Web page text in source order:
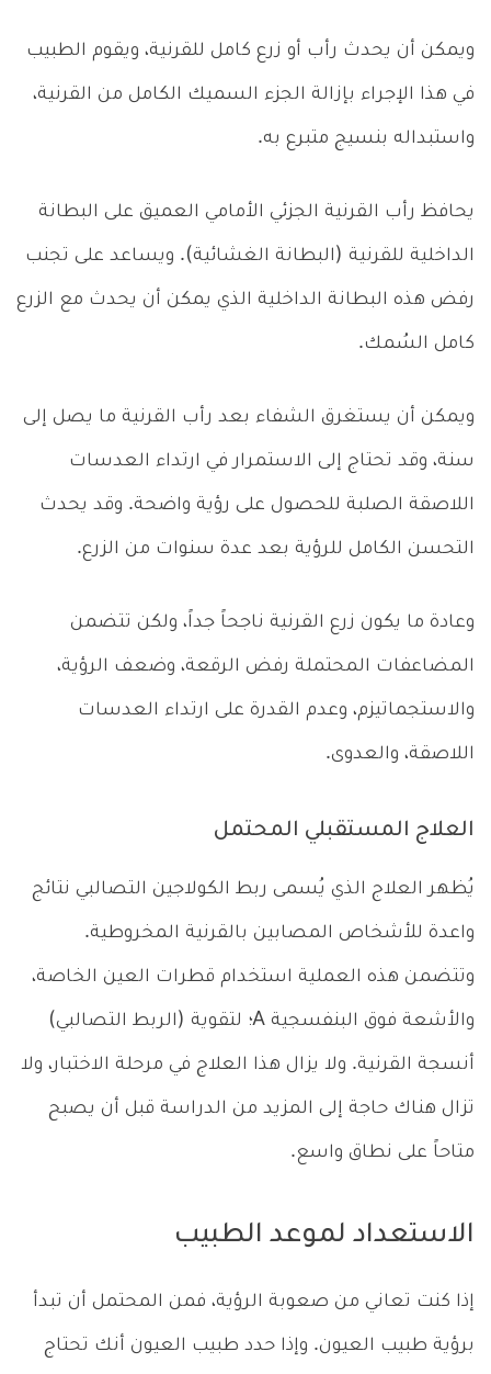
ويمكن أن يحدث رأب أو زرع كامل للقرنية، ويقوم الطبيب
في هذا الإجراء بإزالة الجزء السميك الكامل من القرنية،
واستبداله بنسيج متبرع به.
يحافظ رأب القرنية الجزئي الأمامي العميق على البطانة
الداخلية للقرنية (البطانة الغشائية). ويساعد على تجنب
رفض هذه البطانة الداخلية الذي يمكن أن يحدث مع الزرع
كامل السُمك.
ويمكن أن يستغرق الشفاء بعد رأب القرنية ما يصل إلى
سنة، وقد تحتاج إلى الاستمرار في ارتداء العدسات
اللاصقة الصلبة للحصول على رؤية واضحة. وقد يحدث
التحسن الكامل للرؤية بعد عدة سنوات من الزرع.
وعادة ما يكون زرع القرنية ناجحاً جداً، ولكن تتضمن
المضاعفات المحتملة رفض الرقعة، وضعف الرؤية،
والاستجماتيزم، وعدم القدرة على ارتداء العدسات
اللاصقة، والعدوى.
العلاج المستقبلي المحتمل
يُظهر العلاج الذي يُسمى ربط الكولاجين التصالبي نتائج
واعدة للأشخاص المصابين بالقرنية المخروطية.
وتتضمن هذه العملية استخدام قطرات العين الخاصة،
والأشعة فوق البنفسجية A؛ لتقوية (الربط التصالبي)
أنسجة القرنية. ولا يزال هذا العلاج في مرحلة الاختبار، ولا
تزال هناك حاجة إلى المزيد من الدراسة قبل أن يصبح
متاحاً على نطاق واسع.
الاستعداد لموعد الطبيب
إذا كنت تعاني من صعوبة الرؤية، فمن المحتمل أن تبدأ
برؤية طبيب العيون. وإذا حدد طبيب العيون أنك تحتاج